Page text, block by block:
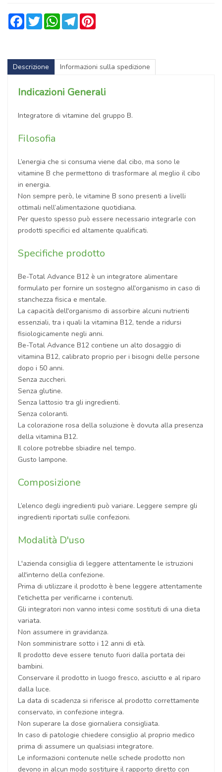
FacebookTwitter WhatsApp
Telegram
Descrizione Informazioni sulla spedizione
Indicazioni Generali
Integratore di vitamine del gruppo B.
Filosofia
L’energia che si consuma viene dal cibo, ma sono le
vitamine B che permettono di trasformare al meglio il cibo
in energia.
Non sempre però, le vitamine B sono presenti a livelli
ottimali nell’alimentazione quotidiana.
Per questo spesso può essere necessario integrarle con
prodotti specifici ed altamente qualificati.
Specifiche prodotto
Be-Total Advance B12 è un integratore alimentare
formulato per fornire un sostegno all'organismo in caso di
stanchezza fisica e mentale.
La capacità dell'organismo di assorbire alcuni nutrienti
essenziali, tra i quali la vitamina B12, tende a ridursi
fisiologicamente negli anni.
Be-Total Advance B12 contiene un alto dosaggio di
vitamina B12, calibrato proprio per i bisogni delle persone
dopo i 50 anni.
Senza zuccheri.
Senza glutine.
Senza lattosio tra gli ingredienti.
Senza coloranti.
La colorazione rosa della soluzione è dovuta alla presenza
della vitamina B12.
Il colore potrebbe sbiadire nel tempo.
Gusto lampone.
Composizione
L’elenco degli ingredienti può variare. Leggere sempre gli
ingredienti riportati sulle confezioni.
Modalità D'uso
L'azienda consiglia di leggere attentamente le istruzioni
all'interno della confezione.
Prima di utilizzare il prodotto è bene leggere attentamente
l'etichetta per verificarne i contenuti.
Gli integratori non vanno intesi come sostituti di una dieta
variata.
Non assumere in gravidanza.
Non somministrare sotto i 12 anni di età.
Il prodotto deve essere tenuto fuori dalla portata dei
bambini.
Conservare il prodotto in luogo fresco, asciutto e al riparo
dalla luce.
La data di scadenza si riferisce al prodotto correttamente
conservato, in confezione integra.
Non superare la dose giornaliera consigliata.
In caso di patologie chiedere consiglio al proprio medico
prima di assumere un qualsiasi integratore.
Le informazioni contenute nelle schede prodotto non
devono in alcun modo sostituire il rapporto diretto con